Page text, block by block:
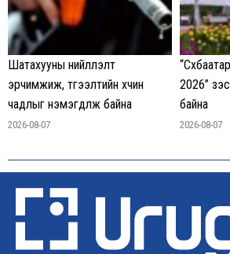
Шатахууны нийлүүлэлт
эрчимжиж, түгээлтийн хүчин
чадлыг нэмэгдүүлж байна
2026-08-07
2026”
байна
2026-08-07